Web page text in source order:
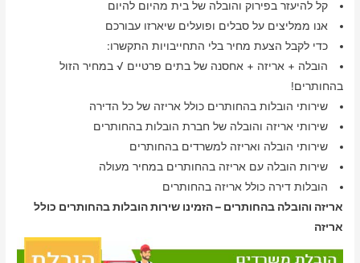
קל להיעזר בפירוק והובלה של בית מהיום להיום
אנו ממליצים על סבלים ופועלים שיארזו עבורכם
כדי לקבל הצעת מחיר בלי התחייבויות התקשרו:
הובלה + אריזה + אחסנה של בתים פרטיים √ במחיר הזול
בהחותרים!
שירותי הובלות בהחותרים כולל אריזה של כל הדירה
שירותי אריזה והובלה של חברת הובלות בהחותרים
שירותי הובלה ואריזה למשרדים בהחותרים
שירות הובלה עם אריזה בהחותרים במחיר מעולה
הובלות דירה כולל אריזה בהחותרים
אריזה והובלה בהחותרים – הזמינו שירות הובלות בהחותרים כולל
אריזה